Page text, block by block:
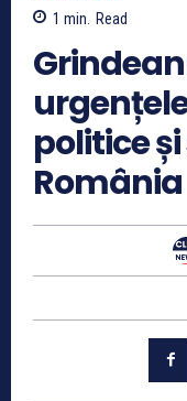
1 min. Read
politice
România